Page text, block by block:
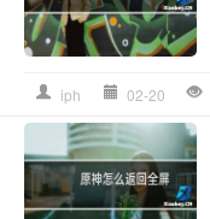
iph 02-20